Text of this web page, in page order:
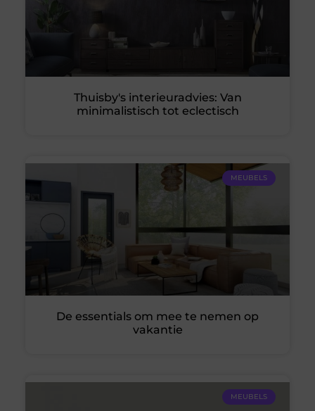
Thuisby's interieuradvies: Van
minimalistisch tot eclectisch
MEUBELS
De essentials om mee te nemen op
vakantie
MEUBELS